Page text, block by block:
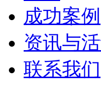
成功案例
资讯与
联系我们